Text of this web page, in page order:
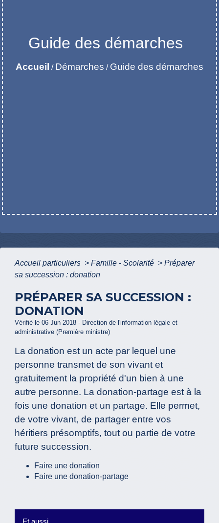
Guide des démarches
Accueil / Démarches / Guide des démarches
Accueil particuliers > Famille - Scolarité > Préparer
sa succession : donation
PRÉPARER SA SUCCESSION :
DONATION
Vérifié le 06 Jun 2018 - Direction de l'information légale et
administrative (Première ministre)
La donation est un acte par lequel une
personne transmet de son vivant et
gratuitement la propriété d'un bien à une
autre personne. La donation-partage est à la
fois une donation et un partage. Elle permet,
de votre vivant, de partager entre vos
héritiers présomptifs, tout ou partie de votre
future succession.
Faire une donation
Faire une donation-partage
Et aussi